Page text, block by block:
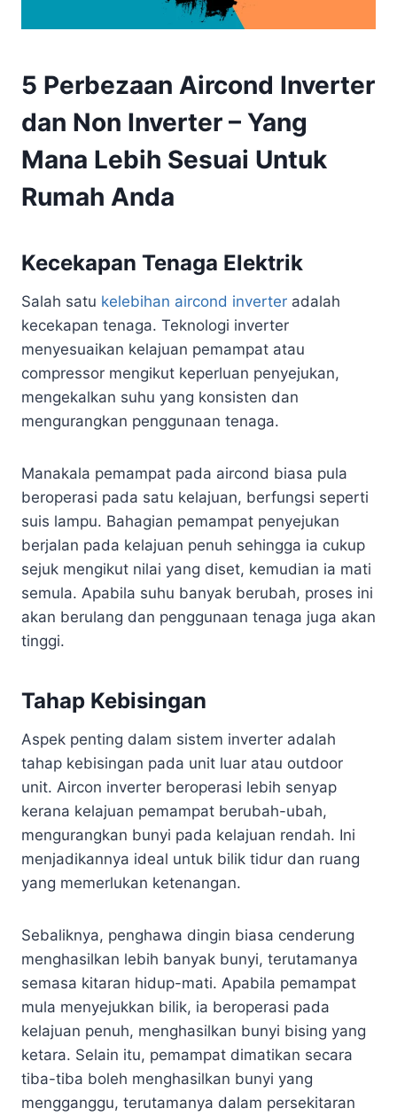
5 Perbezaan Aircond Inverter
dan Non Inverter – Yang
Mana Lebih Sesuai Untuk
Rumah Anda
Kecekapan Tenaga Elektrik
Salah satu kelebihan aircond inverter adalah
kecekapan tenaga. Teknologi inverter
menyesuaikan kelajuan pemampat atau
compressor mengikut keperluan penyejukan,
mengekalkan suhu yang konsisten dan
mengurangkan penggunaan tenaga.
Manakala pemampat pada aircond biasa pula
beroperasi pada satu kelajuan, berfungsi seperti
suis lampu. Bahagian pemampat penyejukan
berjalan pada kelajuan penuh sehingga ia cukup
sejuk mengikut nilai yang diset, kemudian ia mati
semula. Apabila suhu banyak berubah, proses ini
akan berulang dan penggunaan tenaga juga akan
tinggi.
Tahap Kebisingan
Aspek penting dalam sistem inverter adalah
tahap kebisingan pada unit luar atau outdoor
unit. Aircon inverter beroperasi lebih senyap
kerana kelajuan pemampat berubah-ubah,
mengurangkan bunyi pada kelajuan rendah. Ini
menjadikannya ideal untuk bilik tidur dan ruang
yang memerlukan ketenangan.
Sebaliknya, penghawa dingin biasa cenderung
menghasilkan lebih banyak bunyi, terutamanya
semasa kitaran hidup-mati. Apabila pemampat
mula menyejukkan bilik, ia beroperasi pada
kelajuan penuh, menghasilkan bunyi bising yang
ketara. Selain itu, pemampat dimatikan secara
tiba-tiba boleh menghasilkan bunyi yang
mengganggu, terutamanya dalam persekitaran